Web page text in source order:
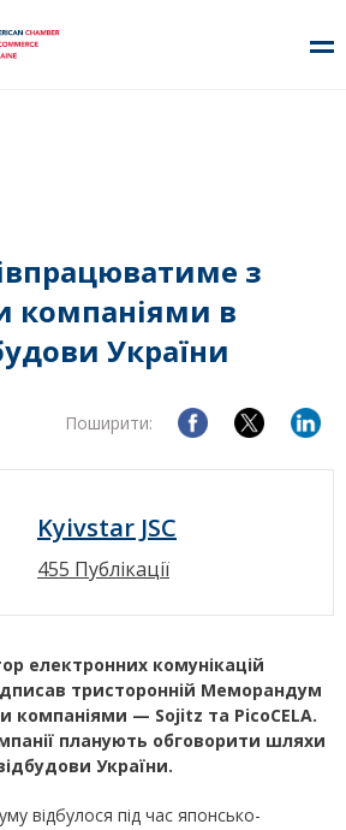
з
компаніями в
України
Поширити:
Kyivstar JSC
455 Публікації
електронних комунікацій
тристоронній Меморандум
компаніями — Sojitz та PicoCELA.
планують обговорити шляхи
України.
відбулося під час японсько-